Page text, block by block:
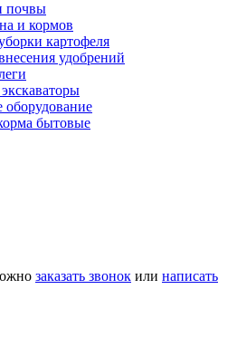
почвы
и кормов
картофеля
удобрений
бытовые
заказать звонок или написать